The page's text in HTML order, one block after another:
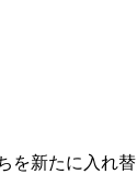
新たに入